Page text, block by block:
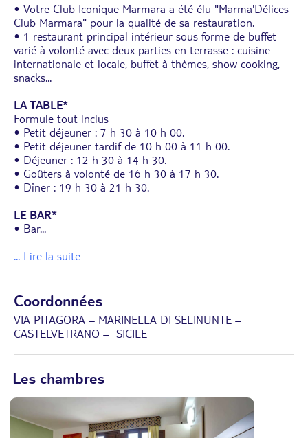
• Votre Club Iconique Marmara a été élu "Marma'Délices
Club Marmara" pour la qualité de sa restauration.
• 1 restaurant principal intérieur sous forme de buffet
varié à volonté avec deux parties en terrasse : cuisine
internationale et locale, buffet à thèmes, show cooking,
snacks...
LA TABLE*
Formule tout inclus
• Petit déjeuner : 7 h 30 à 10 h 00.
• Petit déjeuner tardif de 10 h 00 à 11 h 00.
• Déjeuner : 12 h 30 à 14 h 30.
• Goûters à volonté de 16 h 30 à 17 h 30.
• Dîner : 19 h 30 à 21 h 30.
LE BAR*
• Bar...
... Lire la suite
Coordonnées
VIA PITAGORA – MARINELLA DI SELINUNTE –
CASTELVETRANO – SICILE
Les chambres